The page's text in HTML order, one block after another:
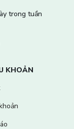
trong tuần
KHOẢN